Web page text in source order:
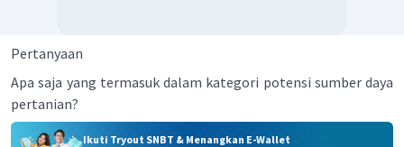
Pertanyaan
Apa saja yang termasuk dalam kategori potensi sumber daya
pertanian?
Ikuti Tryout SNBT & Menangkan E-Wallet